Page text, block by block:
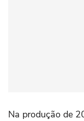
Na produção de